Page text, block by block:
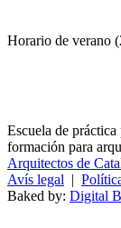
Horario de verano
Escuela de
formación para
Arquitectos de
Avís legal |
Baked by: Digital